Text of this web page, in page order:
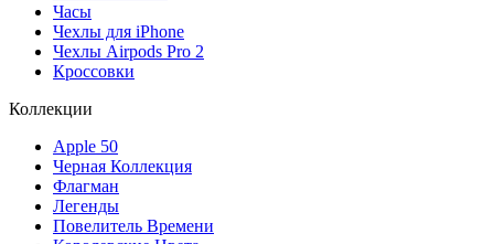
Часы
Чехлы для iPhone
Чехлы Airpods Pro 2
Кроссовки
Коллекции
Apple 50
Черная Коллекция
Флагман
Легенды
Повелитель Времени